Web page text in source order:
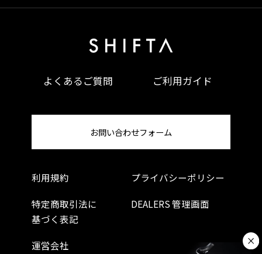
よくあるご質問 ご利用ガイド
利用規約 プライバシーポリシー
特定商取引法に
基づく表記
DEALERS 管理画面
運営会社
お問い合わせフォーム